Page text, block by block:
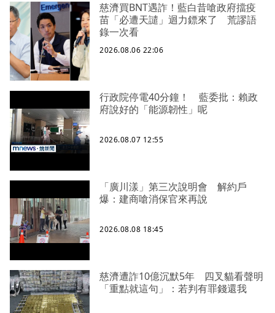
慈濟買BNT遇詐！藍白昔嗆政府擋疫
苗「必遭天譴」迴力鏢來了 荒謬語
錄一次看
2026.08.06 22:06
行政院停電40分鐘！ 藍委批：賴政
府說好的「能源韌性」呢
2026.08.07 12:55
「廣川漾」第三次說明會 解約戶
爆：建商嗆消保官來再說
2026.08.08 18:45
慈濟遭詐10億沉默5年 四叉貓看聲明
「重點就這句」：若判有罪錢還我